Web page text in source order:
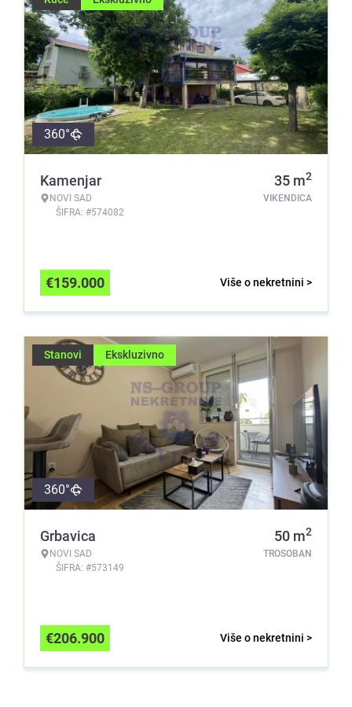
360°
Kamenjar
NOVI SAD
ŠIFRA: #574082
35 m2
VIKENDICA
Više o nekretnini >
€159.000
Stanovi Ekskluzivno
360°
Grbavica
NOVI SAD
ŠIFRA: #573149
50 m2
TROSOBAN
Više o nekretnini >
€206.900